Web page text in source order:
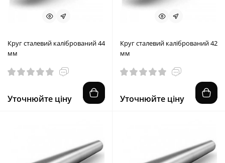
Круг сталевий калібрований 44
мм
Уточнюйте ціну
Круг сталевий калібрований 42
мм
Уточнюйте ціну